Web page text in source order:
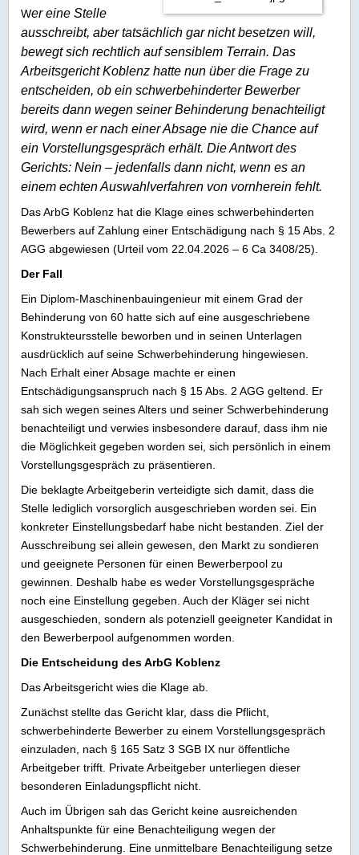
Wer eine Stelle
ausschreibt, aber tatsächlich gar nicht besetzen will,
bewegt sich rechtlich auf sensiblem Terrain. Das
Arbeitsgericht Koblenz hatte nun über die Frage zu
entscheiden, ob ein schwerbehinderter Bewerber
bereits dann wegen seiner Behinderung benachteiligt
wird, wenn er nach einer Absage nie die Chance auf
ein Vorstellungsgespräch erhält. Die Antwort des
Gerichts: Nein – jedenfalls dann nicht, wenn es an
einem echten Auswahlverfahren von vornherein fehlt.
Das ArbG Koblenz hat die Klage eines schwerbehinderten
Bewerbers auf Zahlung einer Entschädigung nach § 15 Abs. 2
AGG abgewiesen (Urteil vom 22.04.2026 – 6 Ca 3408/25).
Der Fall
Ein Diplom-Maschinenbauingenieur mit einem Grad der
Behinderung von 60 hatte sich auf eine ausgeschriebene
Konstrukteursstelle beworben und in seinen Unterlagen
ausdrücklich auf seine Schwerbehinderung hingewiesen.
Nach Erhalt einer Absage machte er einen
Entschädigungsanspruch nach § 15 Abs. 2 AGG geltend. Er
sah sich wegen seines Alters und seiner Schwerbehinderung
benachteiligt und verwies insbesondere darauf, dass ihm nie
die Möglichkeit gegeben worden sei, sich persönlich in einem
Vorstellungsgespräch zu präsentieren.
Die beklagte Arbeitgeberin verteidigte sich damit, dass die
Stelle lediglich vorsorglich ausgeschrieben worden sei. Ein
konkreter Einstellungsbedarf habe nicht bestanden. Ziel der
Ausschreibung sei allein gewesen, den Markt zu sondieren
und geeignete Personen für einen Bewerberpool zu
gewinnen. Deshalb habe es weder Vorstellungsgespräche
noch eine Einstellung gegeben. Auch der Kläger sei nicht
ausgeschieden, sondern als potenziell geeigneter Kandidat in
den Bewerberpool aufgenommen worden.
Die Entscheidung des ArbG Koblenz
Das Arbeitsgericht wies die Klage ab.
Zunächst stellte das Gericht klar, dass die Pflicht,
schwerbehinderte Bewerber zu einem Vorstellungsgespräch
einzuladen, nach § 165 Satz 3 SGB IX nur öffentliche
Arbeitgeber trifft. Private Arbeitgeber unterliegen dieser
besonderen Einladungspflicht nicht.
Auch im Übrigen sah das Gericht keine ausreichenden
Anhaltspunkte für eine Benachteiligung wegen der
Schwerbehinderung. Eine unmittelbare Benachteiligung setze